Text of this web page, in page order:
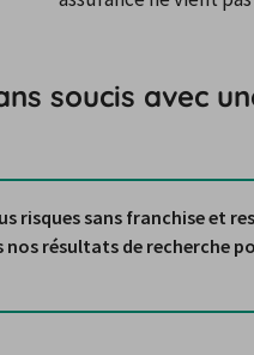
soucis avec
risques sans franchise et